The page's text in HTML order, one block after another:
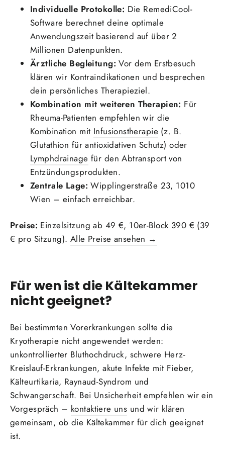
Individuelle Protokolle: Die RemediCool-
Software berechnet deine optimale
Anwendungszeit basierend auf über 2
Millionen Datenpunkten.
Ärztliche Begleitung: Vor dem Erstbesuch
klären wir Kontraindikationen und besprechen
dein persönliches Therapieziel.
Kombination mit weiteren Therapien: Für
Rheuma-Patienten empfehlen wir die
Kombination mit Infusionstherapie (z. B.
Glutathion für antioxidativen Schutz) oder
Lymphdrainage für den Abtransport von
Entzündungsprodukten.
Zentrale Lage: Wipplingerstraße 23, 1010
Wien – einfach erreichbar.
Preise: Einzelsitzung ab 49 €, 10er-Block 390 € (39
€ pro Sitzung). Alle Preise ansehen →
Für wen ist die Kältekammer
nicht geeignet?
Bei bestimmten Vorerkrankungen sollte die
Kryotherapie nicht angewendet werden:
unkontrollierter Bluthochdruck, schwere Herz-
Kreislauf-Erkrankungen, akute Infekte mit Fieber,
Kälteurtikaria, Raynaud-Syndrom und
Schwangerschaft. Bei Unsicherheit empfehlen wir ein
Vorgespräch – kontaktiere uns und wir klären
gemeinsam, ob die Kältekammer für dich geeignet
ist.